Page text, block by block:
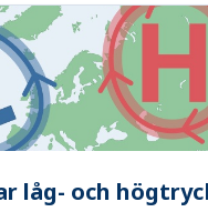
låg- och